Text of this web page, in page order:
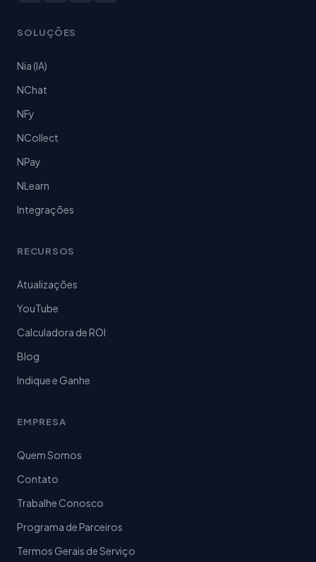
SOLUÇÕES
Nia (IA)
NChat
NFy
NCollect
NPay
NLearn
Integrações
RECURSOS
Atualizações
YouTube
Calculadora de ROI
Blog
Indique e Ganhe
EMPRESA
Quem Somos
Contato
Trabalhe Conosco
Programa de Parceiros
Termos Gerais de Serviço